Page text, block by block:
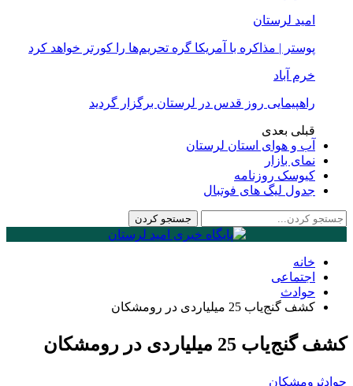
امید لرستان
پوستر | مذاکره با آمریکا گره تحریم‌ها را کورتر خواهد کرد
خرم آباد
راهپیمایی روز قدس در لرستان برگزار گردید
قبلی بعدی
آب و هوای استان لرستان
نمای بازار
کیوسک روزنامه
جدول لیگ های فوتبال
خانه
اجتماعی
حوادث
کشف گنج‌یاب 25 میلیاردی در رومشکان
کشف گنج‌یاب 25 میلیاردی در رومشکان
حوادثرومشکان